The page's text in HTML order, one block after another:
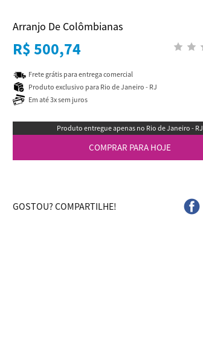
Arranjo De Colômbianas
R$ 500,74
Frete grátis para entrega comercial
Produto exclusivo para Rio de Janeiro - RJ
Em até 3x sem juros
Produto entregue apenas no Rio de Janeiro - RJ
COMPRAR PARA HOJE
GOSTOU? COMPARTILHE!